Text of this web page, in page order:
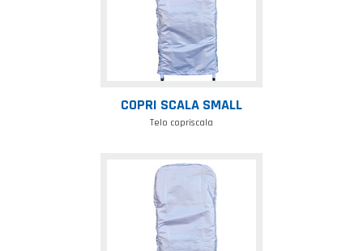
COPRI SCALA SMALL
Telo copriscala
Copri